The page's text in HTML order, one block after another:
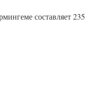
составляет 235